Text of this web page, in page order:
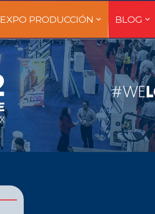
EXPO PRODUCCIÓN BLOG